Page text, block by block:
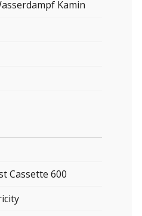
Kamin
Cassette 600